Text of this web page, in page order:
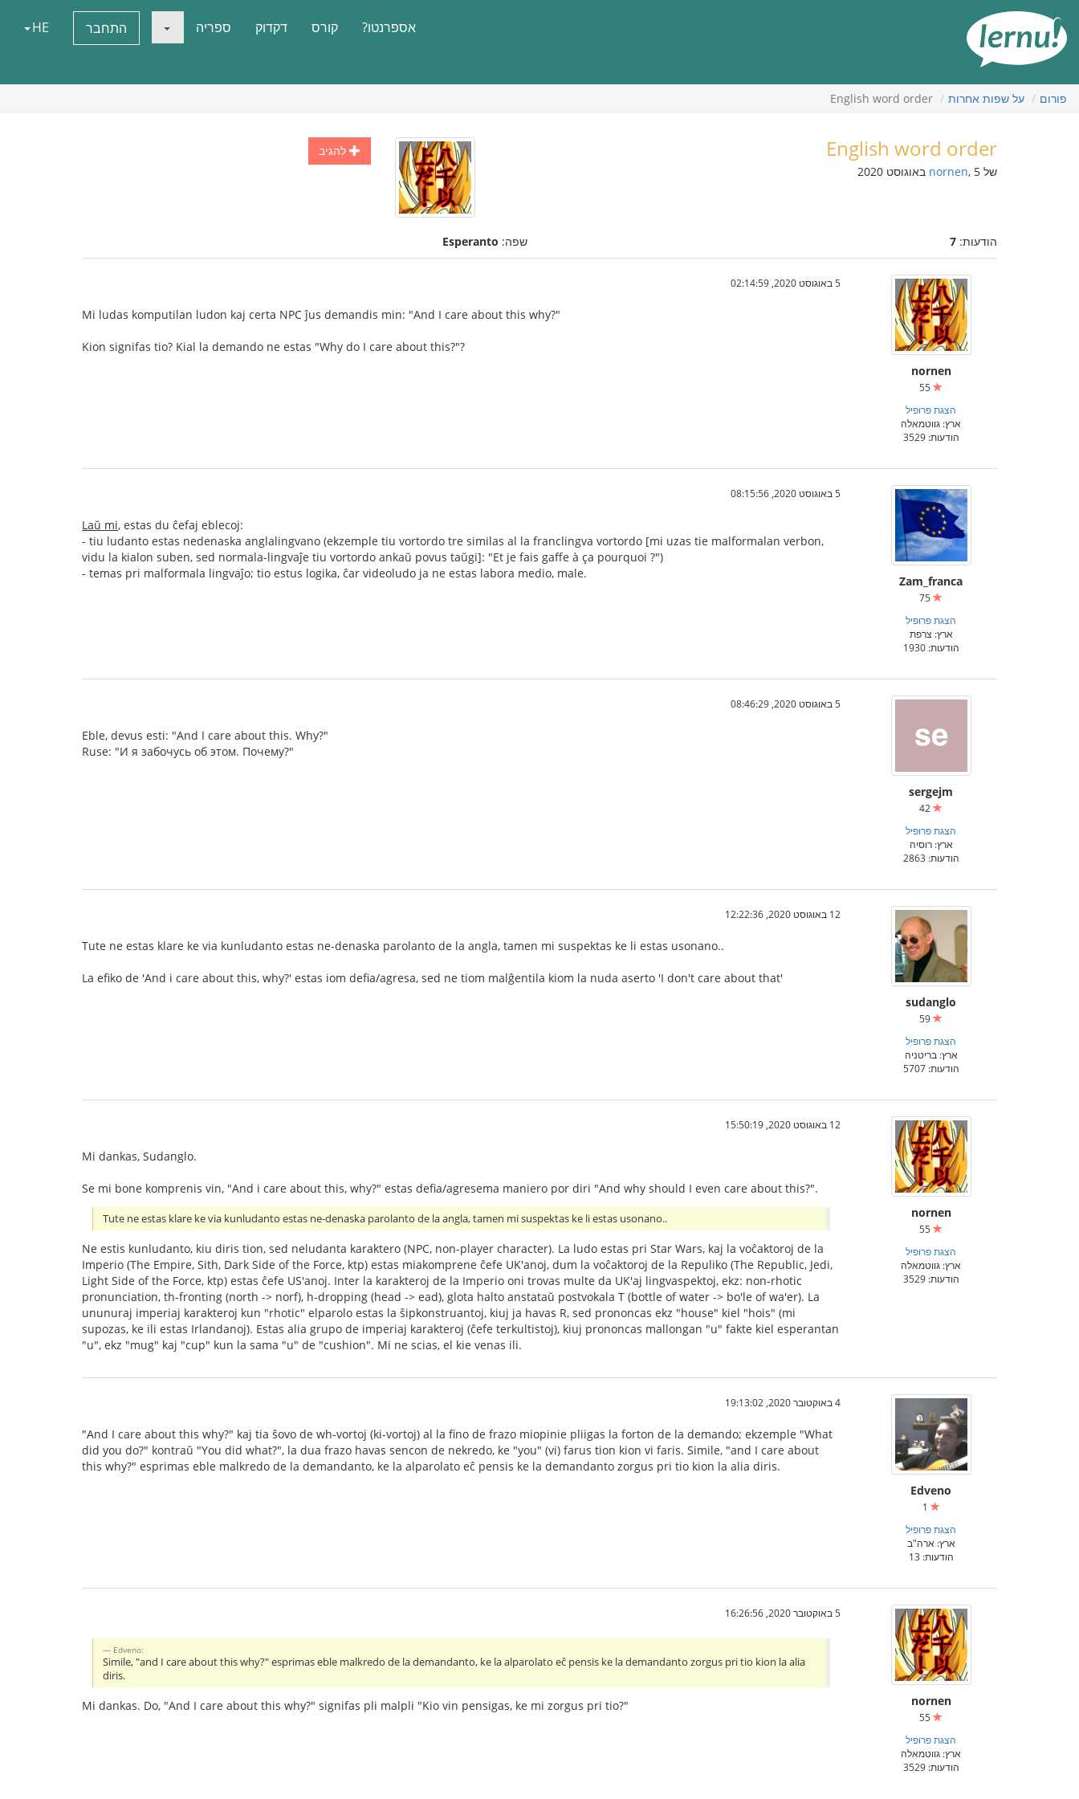
העניינים
אספרנטו? קורס דקדוק ספריה התחבר HE
פורום על שפות אחרות English word order
להגיב English word order
של nornen, 5 באוגוסט 2020
הודעות: 7 שפה: Esperanto
nornen
הצגת פרופיל
ארץ: גווטמאלה
הודעות: 3529
5 באוגוסט 2020, 02:14:59
Mi ludas komputilan ludon kaj certa NPC ĵus demandis min: "And I care about this why?"
Kion signifas tio? Kial la demando ne estas "Why do I care about this?"?
Zam_franca
הצגת פרופיל
ארץ: צרפת
הודעות: 1930
5 באוגוסט 2020, 08:15:56
Laŭ mi, estas du ĉefaj eblecoj:
- tiu ludanto estas nedenaska anglalingvano (ekzemple tiu vortordo tre similas al la franclingva vortordo [mi uzas tie malformalan verbon,
vidu la kialon suben, sed normala-lingvaĵe tiu vortordo ankaŭ povus taŭgi]: "Et je fais gaffe à ça pourquoi ?")
- temas pri malformala lingvaĵo; tio estus logika, ĉar videoludo ja ne estas labora medio, male.
sergejm
הצגת פרופיל
ארץ: רוסיה
הודעות: 2863
5 באוגוסט 2020, 08:46:29
Eble, devus esti: "And I care about this. Why?"
Ruse: "И я забочусь об этом. Почему?"
sudanglo
הצגת פרופיל
ארץ: בריטניה
הודעות: 5707
12 באוגוסט 2020, 12:22:36
Tute ne estas klare ke via kunludanto estas ne-denaska parolanto de la angla, tamen mi suspektas ke li estas usonano..
La efiko de 'And i care about this, why?' estas iom defia/agresa, sed ne tiom malĝentila kiom la nuda aserto 'I don't care about that'
nornen
הצגת פרופיל
ארץ: גווטמאלה
הודעות: 3529
12 באוגוסט 2020, 15:50:19
Mi dankas, Sudanglo.
Se mi bone komprenis vin, "And i care about this, why?" estas defia/agresema maniero por diri "And why should I even care about this?".
Tute ne estas klare ke via kunludanto estas ne-denaska parolanto de la angla, tamen mi suspektas ke li estas usonano..
Ne estis kunludanto, kiu diris tion, sed neludanta karaktero (NPC, non-player character). La ludo estas pri Star Wars, kaj la voĉaktoroj de la
Imperio (The Empire, Sith, Dark Side of the Force, ktp) estas miakomprene ĉefe UK'anoj, dum la voĉaktoroj de la Repuliko (The Republic, Jedi,
Light Side of the Force, ktp) estas ĉefe US'anoj. Inter la karakteroj de la Imperio oni trovas multe da UK'aj lingvaspektoj, ekz: non-rhotic
pronunciation, th-fronting (north -> norf), h-dropping (head -> ead), glota halto anstataŭ postvokala T (bottle of water -> bo'le of wa'er). La
ununuraj imperiaj karakteroj kun "rhotic" elparolo estas la ŝipkonstruantoj, kiuj ja havas R, sed prononcas ekz "house" kiel "hois" (mi
supozas, ke ili estas Irlandanoj). Estas alia grupo de imperiaj karakteroj (ĉefe terkultistoj), kiuj prononcas mallongan "u" fakte kiel esperantan
"u", ekz "mug" kaj "cup" kun la sama "u" de "cushion". Mi ne scias, el kie venas ili.
Edveno
הצגת פרופיל
ארץ: ארה"ב
הודעות: 13
4 באוקטובר 2020, 19:13:02
"And I care about this why?" kaj tia ŝovo de wh-vortoj (ki-vortoj) al la fino de frazo miopinie pliigas la forton de la demando; ekzemple "What
did you do?" kontraŭ "You did what?", la dua frazo havas sencon de nekredo, ke "you" (vi) farus tion kion vi faris. Simile, "and I care about
this why?" esprimas eble malkredo de la demandanto, ke la alparolato eĉ pensis ke la demandanto zorgus pri tio kion la alia diris.
nornen
הצגת פרופיל
ארץ: גווטמאלה
הודעות: 3529
5 באוקטובר 2020, 16:26:56
Edveno:
Simile, "and I care about this why?" esprimas eble malkredo de la demandanto, ke la alparolato eĉ pensis ke la demandanto zorgus pri tio kion la alia
diris.
Mi dankas. Do, "And I care about this why?" signifas pli malpli "Kio vin pensigas, ke mi zorgus pri tio?"